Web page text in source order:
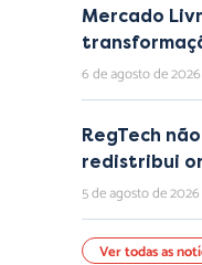
Mercado
6 de agosto de 2026
RegTech
redistribui
5 de agosto de 2026
Ver todas as